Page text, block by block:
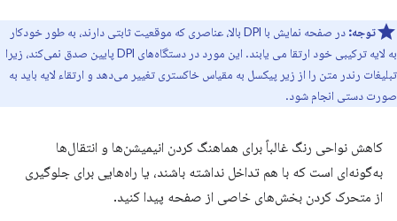
توجه:
در صفحه نمایش با DPI بالا، عناصری که موقعیت ثابتی دارند، به طور خودکار
به لایه ترکیبی خود ارتقا می یابند. این مورد در دستگاه‌های DPI پایین صدق نمی‌کند، زیرا
تبلیغات رندر متن را از زیر پیکسل به مقیاس خاکستری تغییر می‌دهد و ارتقاء لایه باید به
صورت دستی انجام شود.
کاهش نواحی رنگ غالباً برای هماهنگ کردن انیمیشن‌ها و انتقال‌ها
به‌گونه‌ای است که با هم تداخل نداشته باشند، یا راه‌هایی برای جلوگیری
از متحرک کردن بخش‌های خاصی از صفحه پیدا کنید.